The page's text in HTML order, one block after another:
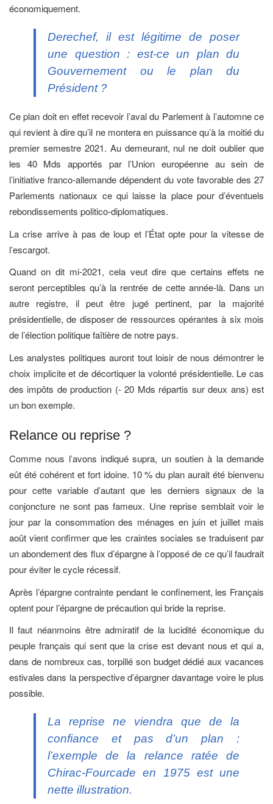
économiquement.
Derechef, il est légitime de poser
une question : est-ce un plan du
Gouvernement ou le plan du
Président ?
Ce plan doit en effet recevoir l’aval du Parlement à l’automne ce
qui revient à dire qu’il ne montera en puissance qu’à la moitié du
premier semestre 2021. Au demeurant, nul ne doit oublier que
les 40 Mds apportés par l’Union européenne au sein de
l’initiative franco-allemande dépendent du vote favorable des 27
Parlements nationaux ce qui laisse la place pour d’éventuels
rebondissements politico-diplomatiques.
La crise arrive à pas de loup et l’État opte pour la vitesse de
l’escargot.
Quand on dit mi-2021, cela veut dire que certains effets ne
seront perceptibles qu’à la rentrée de cette année-là. Dans un
autre registre, il peut être jugé pertinent, par la majorité
présidentielle, de disposer de ressources opérantes à six mois
de l’élection politique faîtière de notre pays.
Les analystes politiques auront tout loisir de nous démontrer le
choix implicite et de décortiquer la volonté présidentielle. Le cas
des impôts de production (- 20 Mds répartis sur deux ans) est
un bon exemple.
Relance ou reprise ?
Comme nous l’avons indiqué supra, un soutien à la demande
eût été cohérent et fort idoine. 10 % du plan aurait été bienvenu
pour cette variable d’autant que les derniers signaux de la
conjoncture ne sont pas fameux. Une reprise semblait voir le
jour par la consommation des ménages en juin et juillet mais
août vient confirmer que les craintes sociales se traduisent par
un abondement des flux d’épargne à l’opposé de ce qu’il faudrait
pour éviter le cycle récessif.
Après l’épargne contrainte pendant le confinement, les Français
optent pour l’épargne de précaution qui bride la reprise.
Il faut néanmoins être admiratif de la lucidité économique du
peuple français qui sent que la crise est devant nous et qui a,
dans de nombreux cas, torpillé son budget dédié aux vacances
estivales dans la perspective d’épargner davantage voire le plus
possible.
La reprise ne viendra que de la
confiance et pas d’un plan :
l’exemple de la relance ratée de
Chirac-Fourcade en 1975 est une
nette illustration.